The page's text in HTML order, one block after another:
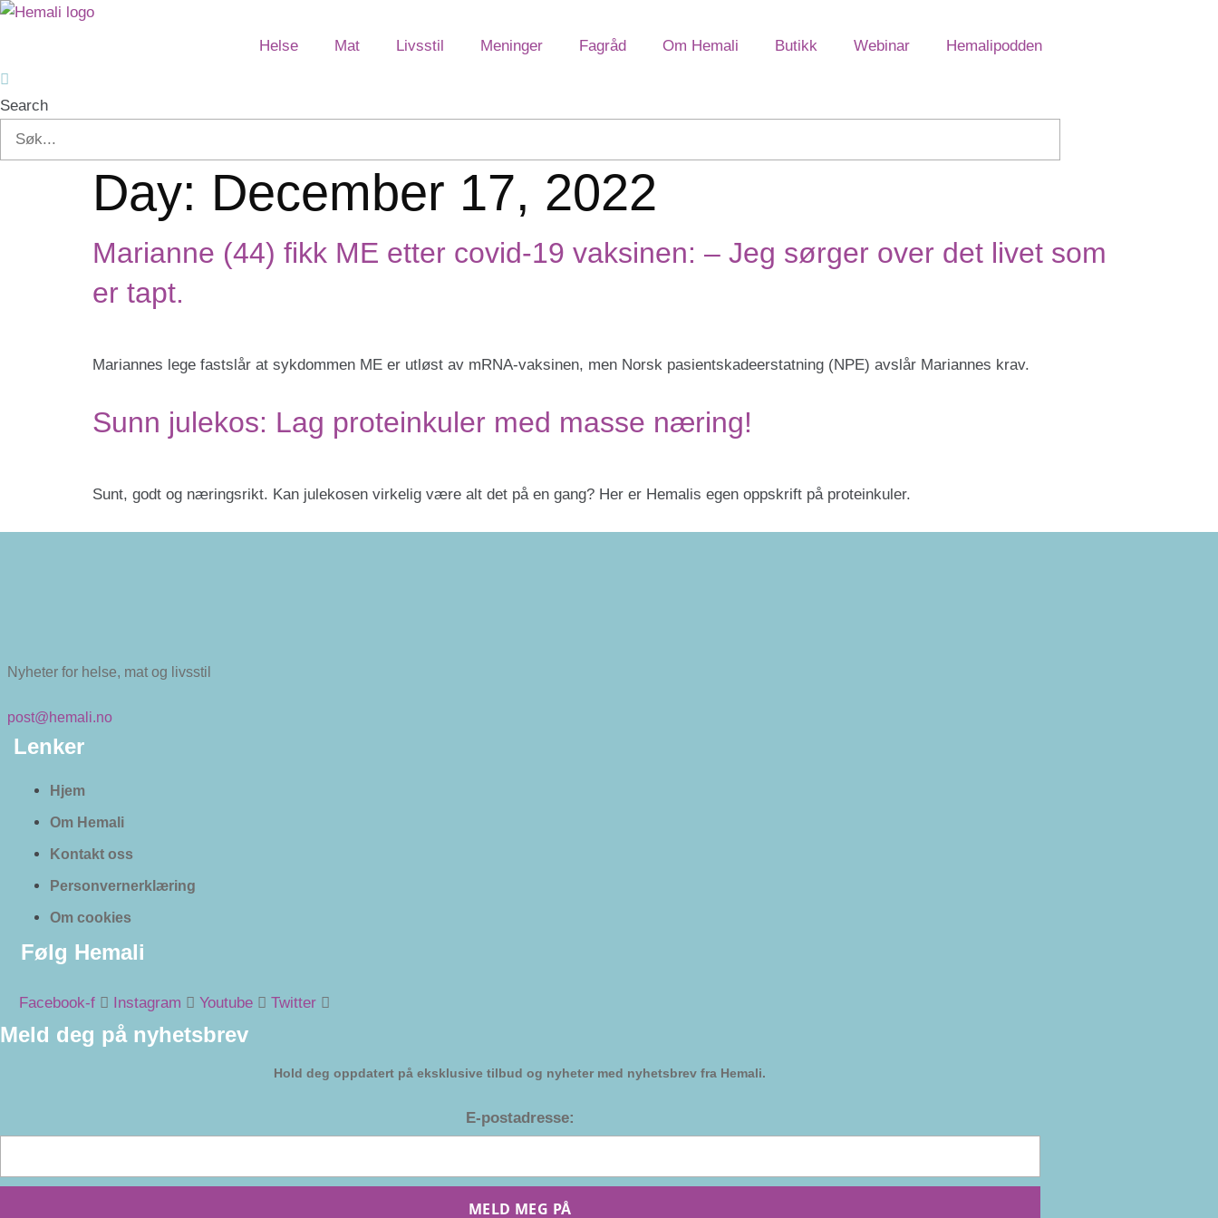
Skip
Helse Mat Livsstil Meninger Fagråd Om Hemali Butikk Webinar Hemalipodden
Search
Day: December 17, 2022
Marianne (44) fikk ME etter covid-19 vaksinen: – Jeg sørger over det livet som
er tapt.
Mariannes lege fastslår at sykdommen ME er utløst av mRNA-vaksinen, men Norsk pasientskadeerstatning (NPE) avslår Mariannes krav.
Sunn julekos: Lag proteinkuler med masse næring!
Sunt, godt og næringsrikt. Kan julekosen virkelig være alt det på en gang? Her er Hemalis egen oppskrift på proteinkuler.
Nyheter for helse, mat og livsstil
post@hemali.no
Lenker
Hjem
Om Hemali
Kontakt oss
Personvernerklæring
Om cookies
Følg Hemali
Facebook-f Instagram Youtube Twitter
Meld deg på nyhetsbrev
Hold deg oppdatert på eksklusive tilbud og nyheter med nyhetsbrev fra Hemali.
E-postadresse:
MELD MEG PÅ